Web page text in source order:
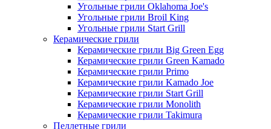
Угольные грили Oklahoma Joe's
Угольные грили Broil King
Угольные грили Start Grill
Керамические грили
Керамические грили Big Green Egg
Керамические грили Green Kamado
Керамические грили Primo
Керамические грили Kamado Joe
Керамические грили Start Grill
Керамические грили Monolith
Керамические грили Takimura
Пеллетные грили